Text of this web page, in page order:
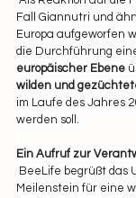
Fall Giannutri und
Europa aufgeworfen
die Durchführung
europäischer Ebene
wilden und
im Laufe des Jahres
werden soll.
Ein Aufruf zur
BeeLife begrüßt das
Meilenstein für eine